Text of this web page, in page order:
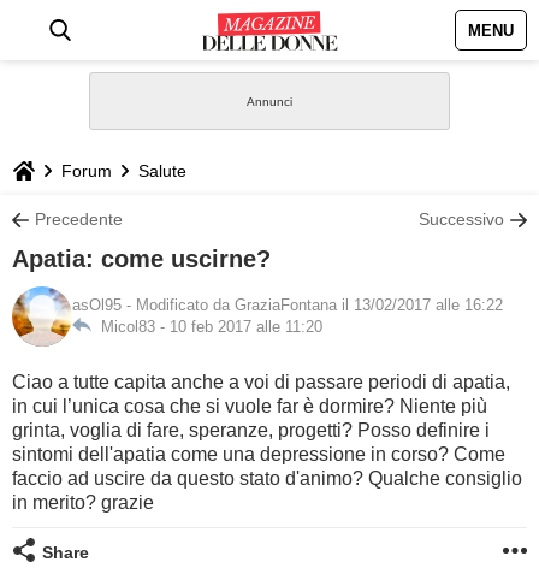
MENU
STILE
BIOGRAFIE
DEFINIZIONI
GASTRONOMIA
CAPELLI
Forum Salute
Precedente Successivo
Apatia: come uscirne?
asOl95 - Modificato da GraziaFontana il 13/02/2017 alle 16:22
Micol83 - 10 feb 2017 alle 11:20
Ciao a tutte capita anche a voi di passare periodi di apatia,
in cui l’unica cosa che si vuole far è dormire? Niente più
grinta, voglia di fare, speranze, progetti? Posso definire i
sintomi dell'apatia come una depressione in corso? Come
faccio ad uscire da questo stato d'animo? Qualche consiglio
in merito? grazie
Share